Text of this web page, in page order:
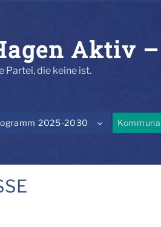
Aktiv
Partei, die keine ist.
2025-2030